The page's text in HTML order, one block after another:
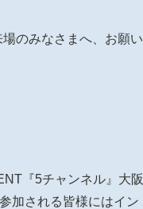
のみなさまへ、お願い
『5チャンネル』大阪
加される皆様にはイン